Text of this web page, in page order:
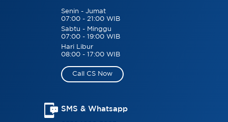
Senin - Jumat
07:00 - 21:00 WIB
Sabtu - Minggu
07:00 - 19:00 WIB
Hari Libur
08:00 - 17:00 WIB
Call CS Now
SMS & Whatsapp